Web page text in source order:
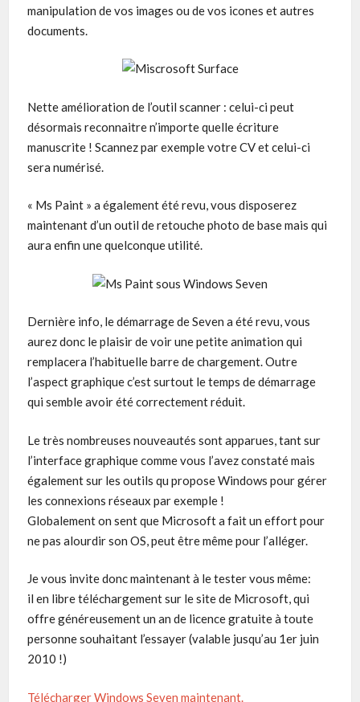
manipulation de vos images ou de vos icones et autres
documents.
Nette amélioration de l’outil scanner : celui-ci peut
désormais reconnaitre n’importe quelle écriture
manuscrite ! Scannez par exemple votre CV et celui-ci
sera numérisé.
« Ms Paint » a également été revu, vous disposerez
maintenant d’un outil de retouche photo de base mais qui
aura enfin une quelconque utilité.
Dernière info, le démarrage de Seven a été revu, vous
aurez donc le plaisir de voir une petite animation qui
remplacera l’habituelle barre de chargement. Outre
l’aspect graphique c’est surtout le temps de démarrage
qui semble avoir été correctement réduit.
Le très nombreuses nouveautés sont apparues, tant sur
l’interface graphique comme vous l’avez constaté mais
également sur les outils qu propose Windows pour gérer
les connexions réseaux par exemple !
Globalement on sent que Microsoft a fait un effort pour
ne pas alourdir son OS, peut être même pour l’alléger.
Je vous invite donc maintenant à le tester vous même:
il en libre téléchargement sur le site de Microsoft, qui
offre généreusement un an de licence gratuite à toute
personne souhaitant l’essayer (valable jusqu’au 1er juin
2010 !)
Télécharger Windows Seven maintenant.